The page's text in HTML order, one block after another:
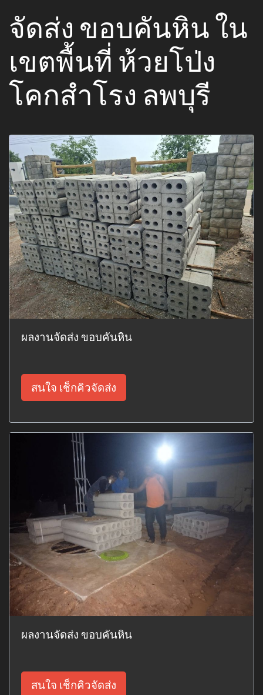
จัดส่ง ขอบคันหิน ใน
เขตพื้นที่ ห้วยโป่ง
โคกสำโรง ลพบุรี
ผลงานจัดส่ง ขอบคันหิน
สนใจ เช็กคิวจัดส่ง
ผลงานจัดส่ง ขอบคันหิน
สนใจ เช็กคิวจัดส่ง